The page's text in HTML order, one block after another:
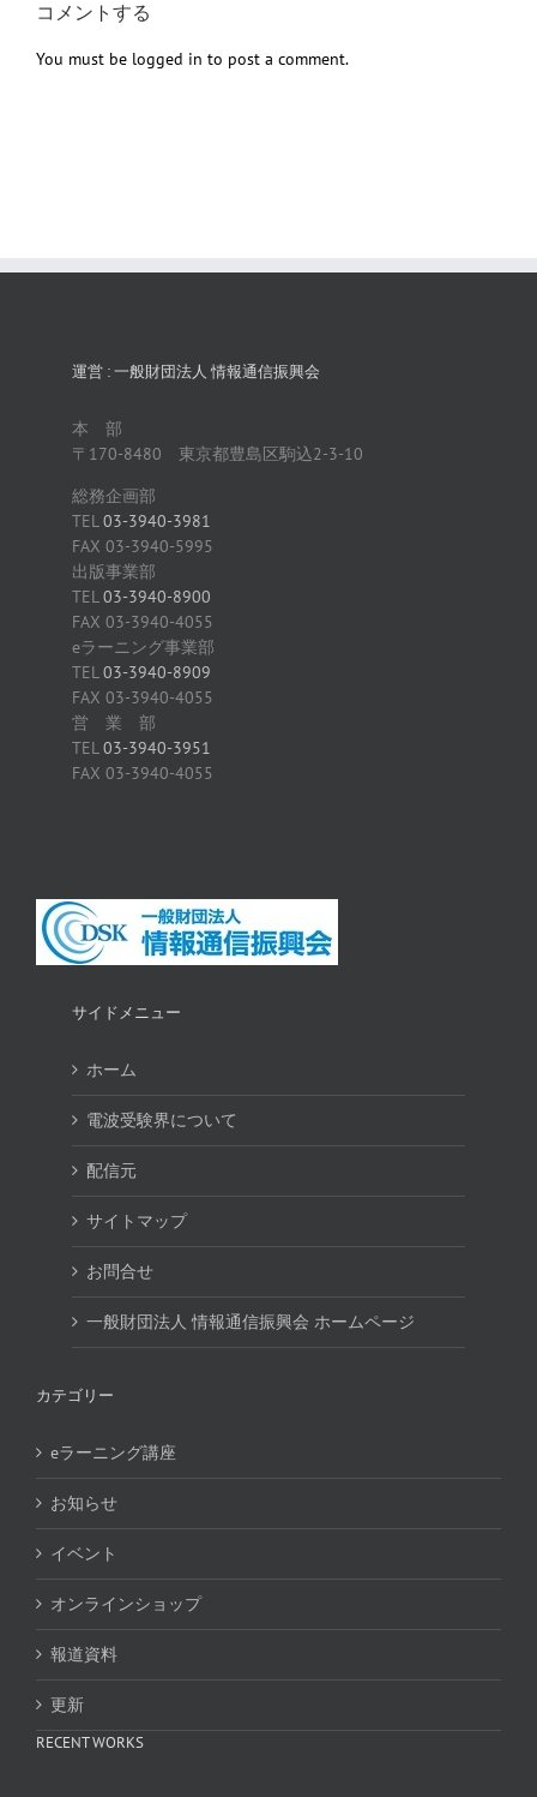
コメントする
You must be logged in to post a comment.
運営 : 一般財団法人 情報通信振興会
本 部
〒170-8480 東京都豊島区駒込2-3-10
総務企画部
TEL03-3940-3981
FAX 03-3940-5995
出版事業部
TEL03-3940-8900
FAX 03-3940-4055
eラーニング事業部
TEL03-3940-8909
FAX 03-3940-4055
営 業 部
TEL03-3940-3951
FAX 03-3940-4055
サイドメニュー
ホーム
電波受験界について
配信元
サイトマップ
お問合せ
一般財団法人 情報通信振興会 ホームページ
カテゴリー
eラーニング講座
お知らせ
イベント
オンラインショップ
報道資料
更新
RECENT WORKS